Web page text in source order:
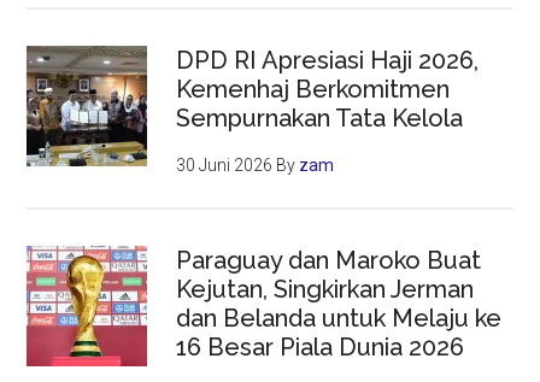
DPD RI Apresiasi Haji 2026,
Kemenhaj Berkomitmen
Sempurnakan Tata Kelola
30 Juni 2026 By zam
Paraguay dan Maroko Buat
Kejutan, Singkirkan Jerman
dan Belanda untuk Melaju ke
16 Besar Piala Dunia 2026